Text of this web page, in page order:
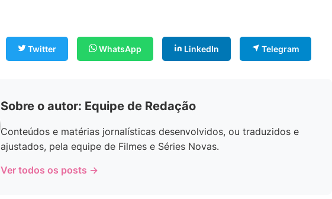
Twitter WhatsApp LinkedIn Telegram
Sobre o autor: Equipe de Redação
Conteúdos e matérias jornalísticas desenvolvidos, ou traduzidos e
ajustados, pela equipe de Filmes e Séries Novas.
Ver todos os posts →